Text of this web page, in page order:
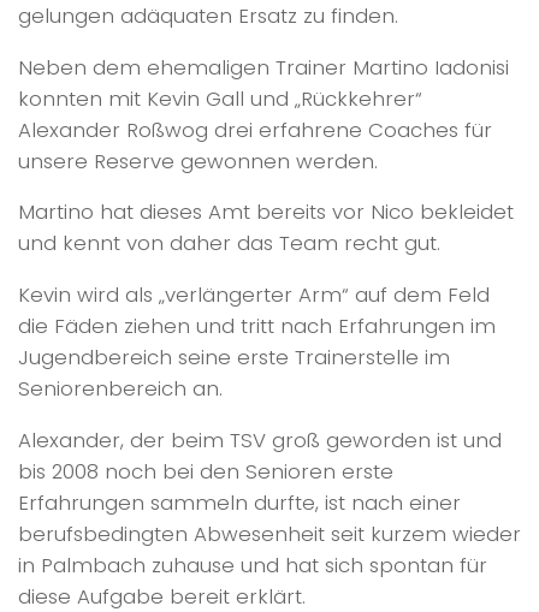
gelungen adäquaten Ersatz zu finden.
Neben dem ehemaligen Trainer Martino Iadonisi
konnten mit Kevin Gall und „Rückkehrer“
Alexander Roßwog drei erfahrene Coaches für
unsere Reserve gewonnen werden.
Martino hat dieses Amt bereits vor Nico bekleidet
und kennt von daher das Team recht gut.
Kevin wird als „verlängerter Arm“ auf dem Feld
die Fäden ziehen und tritt nach Erfahrungen im
Jugendbereich seine erste Trainerstelle im
Seniorenbereich an.
Alexander, der beim TSV groß geworden ist und
bis 2008 noch bei den Senioren erste
Erfahrungen sammeln durfte, ist nach einer
berufsbedingten Abwesenheit seit kurzem wieder
in Palmbach zuhause und hat sich spontan für
diese Aufgabe bereit erklärt.